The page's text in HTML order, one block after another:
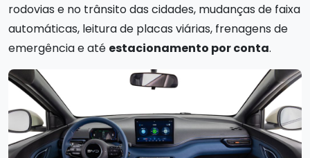
rodovias e no trânsito das cidades, mudanças de faixa
automáticas, leitura de placas viárias, frenagens de
emergência e até estacionamento por conta.